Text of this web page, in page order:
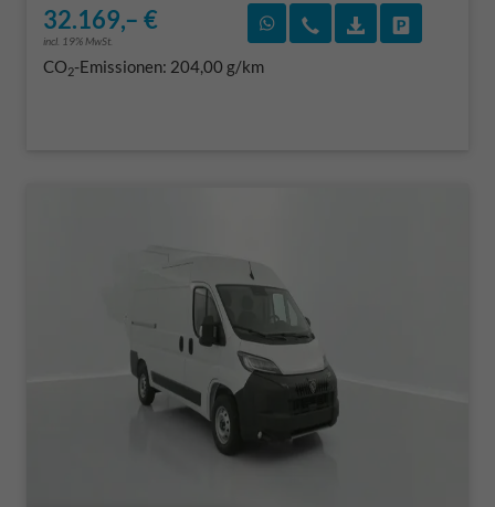
32.169,– €
incl. 19% MwSt.
Rückruf vereinbaren
Wir rufen Sie an
CO2-Emissionen: 204,00 g/km